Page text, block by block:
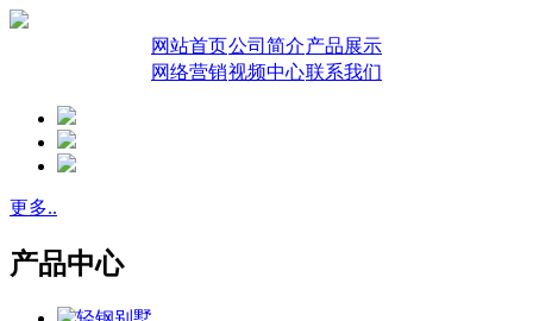
网站首页公司简介产品展示
网络营销视频中心联系我们
更多..
产品中心